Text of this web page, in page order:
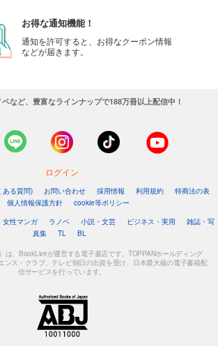
お得な通知機能！
通知を許可すると、お得なクーポン情報
などが届きます。
など、豊富なラインナップで188万冊以上配信中！
ログイン
ある質問) お問い合わせ 採用情報 利用規約
特商法の表
個人情報保護方針
cookie等ポリシー
女性マンガ ラノベ 小説・文芸 ビジネス・実用
雑誌・写
真集
TL BL
は、BookLiveが運営する電子書店です。TOPPANホールディング
ンス・クラブ、テレビ朝日の出資を受け、日本最大級の電子書籍配
信サービスを行っています。